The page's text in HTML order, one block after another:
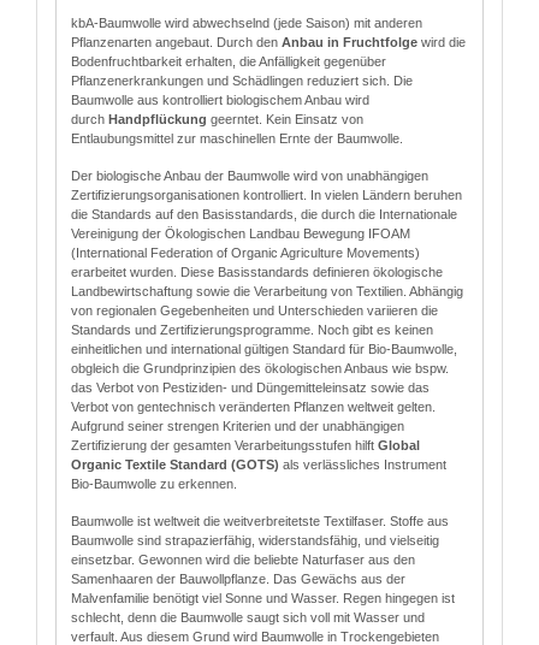
kbA-Baumwolle wird abwechselnd (jede Saison) mit anderen
Pflanzenarten angebaut. Durch den Anbau in Fruchtfolge wird die
Bodenfruchtbarkeit erhalten, die Anfälligkeit gegenüber
Pflanzenerkrankungen und Schädlingen reduziert sich. Die
Baumwolle aus kontrolliert biologischem Anbau wird
durch Handpflückung geerntet. Kein Einsatz von
Entlaubungsmittel zur maschinellen Ernte der Baumwolle.
Der biologische Anbau der Baumwolle wird von unabhängigen
Zertifizierungsorganisationen kontrolliert. In vielen Ländern beruhen
die Standards auf den Basisstandards, die durch die Internationale
Vereinigung der Ökologischen Landbau Bewegung IFOAM
(International Federation of Organic Agriculture Movements)
erarbeitet wurden. Diese Basisstandards definieren ökologische
Landbewirtschaftung sowie die Verarbeitung von Textilien. Abhängig
von regionalen Gegebenheiten und Unterschieden variieren die
Standards und Zertifizierungsprogramme. Noch gibt es keinen
einheitlichen und international gültigen Standard für Bio-Baumwolle,
obgleich die Grundprinzipien des ökologischen Anbaus wie bspw.
das Verbot von Pestiziden- und Düngemitteleinsatz sowie das
Verbot von gentechnisch veränderten Pflanzen weltweit gelten.
Aufgrund seiner strengen Kriterien und der unabhängigen
Zertifizierung der gesamten Verarbeitungsstufen hilft Global
Organic Textile Standard (GOTS) als verlässliches Instrument
Bio-Baumwolle zu erkennen.
Baumwolle ist weltweit die weitverbreitetste Textilfaser. Stoffe aus
Baumwolle sind strapazierfähig, widerstandsfähig, und vielseitig
einsetzbar. Gewonnen wird die beliebte Naturfaser aus den
Samenhaaren der Bauwollpflanze. Das Gewächs aus der
Malvenfamilie benötigt viel Sonne und Wasser. Regen hingegen ist
schlecht, denn die Baumwolle saugt sich voll mit Wasser und
verfault. Aus diesem Grund wird Baumwolle in Trockengebieten